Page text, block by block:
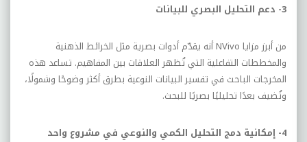
3- دعم التحليل البصري للبيانات
من أبرز مزايا NVivoأنه يقدّم أدوات بصرية مثل الخرائط الذهنية
والمخططات التفاعلية التي تُظهر العلاقات بين المفاهيم. تساعد هذه
المخرجات الباحث في تفسير البيانات النوعية بطرق أكثر وضوحًا وشمولًا،
وتُضيف بعدًا تحليليًا بصريًا للبحث.
4- إمكانية دمج التحليل الكمي والنوعي في مشروع واحد